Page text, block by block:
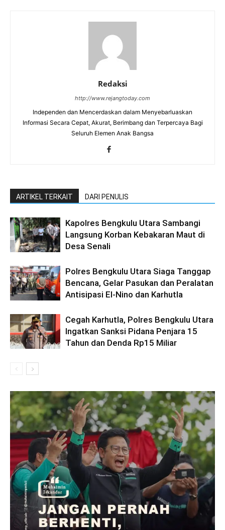
Redaksi
http://www.rejangtoday.com
Independen dan Mencerdaskan dalam Menyebarluaskan
Informasi Secara Cepat, Akurat, Berimbang dan Terpercaya Bagi
Seluruh Elemen Anak Bangsa
ARTIKEL TERKAIT DARI PENULIS
Kapolres Bengkulu Utara Sambangi
Langsung Korban Kebakaran Maut di
Desa Senali
Polres Bengkulu Utara Siaga Tanggap
Bencana, Gelar Pasukan dan Peralatan
Antisipasi El-Nino dan Karhutla
Cegah Karhutla, Polres Bengkulu Utara
Ingatkan Sanksi Pidana Penjara 15
Tahun dan Denda Rp15 Miliar